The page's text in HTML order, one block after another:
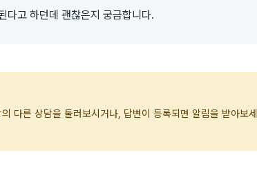
다고 하던데 괜찮은지 궁금합니다.
다른 상담을 둘러보시거나, 답변이 등록되면 알림을 받아보세